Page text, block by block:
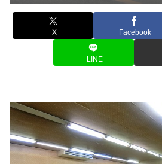
X Facebook
LINE